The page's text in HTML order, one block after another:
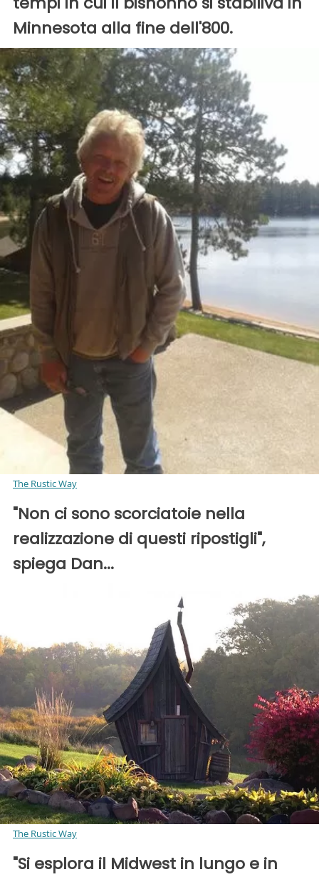
Minnesota alla fine dell'800.
The Rustic Way
"Non ci sono scorciatoie nella
realizzazione di questi ripostigli",
spiega Dan...
The Rustic Way
"Si esplora il Midwest in lungo e in